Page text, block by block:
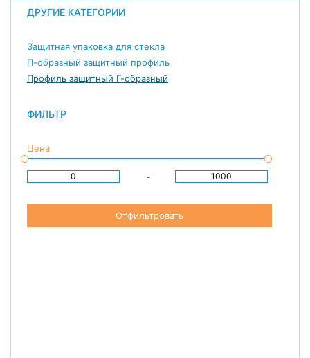
ДРУГИЕ КАТЕГОРИИ
Защитная упаковка для стекла
П-образный защитный профиль
Профиль защитный Г-образный
ФИЛЬТР
Цена
-
Отфильтровать